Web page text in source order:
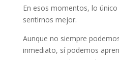
En esos momentos, lo
sentirnos mejor.
Aunque no siempre
inmediato, sí podemos